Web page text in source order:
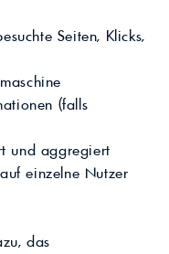
Seiten, Klicks,
(falls
und aggregiert
einzelne Nutzer
das